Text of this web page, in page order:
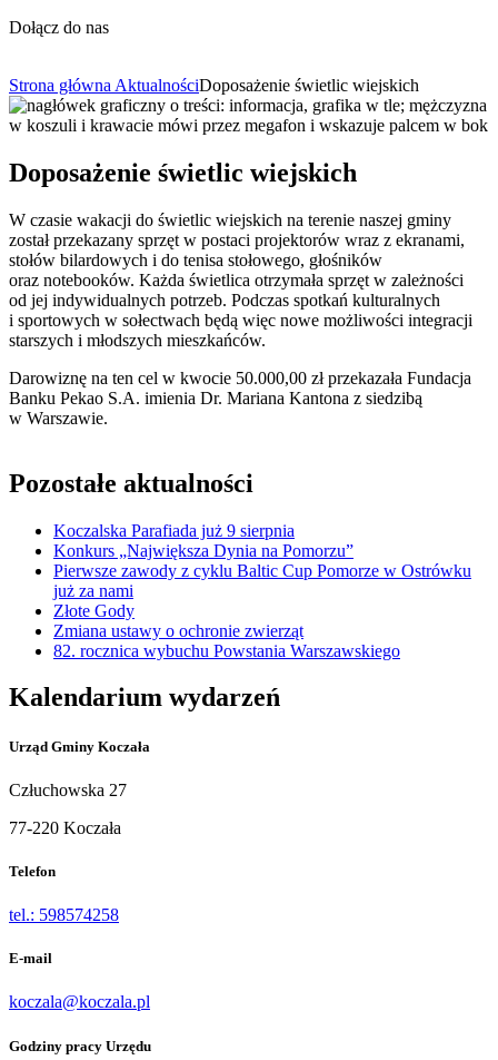
Dołącz do nas
Strona główna AktualnościDoposażenie świetlic wiejskich
Doposażenie świetlic wiejskich
W czasie wakacji do świetlic wiejskich na terenie naszej gminy
został przekazany sprzęt w postaci projektorów wraz z ekranami,
stołów bilardowych i do tenisa stołowego, głośników
oraz notebooków. Każda świetlica otrzymała sprzęt w zależności
od jej indywidualnych potrzeb. Podczas spotkań kulturalnych
i sportowych w sołectwach będą więc nowe możliwości integracji
starszych i młodszych mieszkańców.
Darowiznę na ten cel w kwocie 50.000,00 zł przekazała Fundacja
Banku Pekao S.A. imienia Dr. Mariana Kantona z siedzibą
w Warszawie.
Pozostałe aktualności
Koczalska Parafiada już 9 sierpnia
Konkurs „Największa Dynia na Pomorzu”
Pierwsze zawody z cyklu Baltic Cup Pomorze w Ostrówku
już za nami
Złote Gody
Zmiana ustawy o ochronie zwierząt
82. rocznica wybuchu Powstania Warszawskiego
Kalendarium wydarzeń
Urząd Gminy Koczała
Człuchowska 27
77-220 Koczała
Telefon
tel.: 598574258
E-mail
koczala@koczala.pl
Godziny pracy Urzędu